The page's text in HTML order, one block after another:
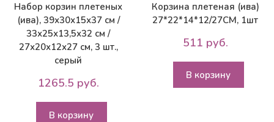
Набор корзин плетеных
(ива), 39х30х15х37 см /
33х25х13,5х32 см /
27х20х12х27 см, 3 шт.,
серый
1265.5 руб.
В корзину
Корзина плетеная (ива)
27*22*14*12/27CM, 1шт
511 руб.
В корзину